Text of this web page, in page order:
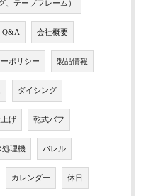
、テープフレーム）
Q&A 会社概要
ポリシー 製品情報
ダイシング
げ 乾式バフ
処理機 バレル
カレンダー 休日